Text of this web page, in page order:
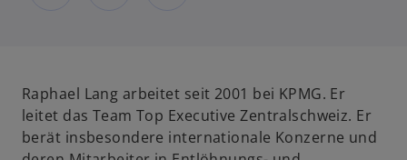
d
i
n
Raphael Lang arbeitet seit 2001 bei KPMG. Er
leitet das Team Top Executive Zentralschweiz. Er
berät insbesondere internationale Konzerne und